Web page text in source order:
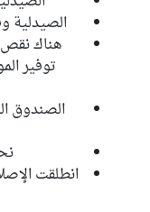
الصيدلية
هناك
توفير
الصندوق
انطلقت